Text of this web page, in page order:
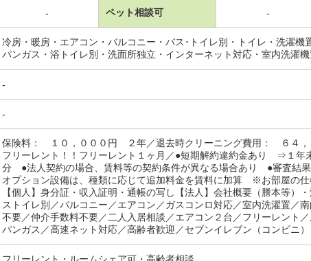
- ペット相談可 -
冷房・暖房・エアコン・バルコニー・バス･トイレ別・トイレ・洗濯
パンガス・浴トイレ別・洗面所独立・インターネット対応・室内洗濯
-
-
保険料： １０，０００円 ２年／退去時クリーニング費用： ６４，
フリーレント！！フリーレント１ヶ月／●短期解約違約金あり ⇒１年
分 ●法人契約の場合、賃料等の契約条件が異なる場合あり ●審査結
オプション設備は、種類に応じて追加料金を賃料に加算 ※お部屋の
【個人】身分証・収入証明・通帳の写し【法人】会社概要（謄本等
ストイレ別／バルコニー／エアコン／ガスコンロ対応／室内洗濯置／
不要／仲介手数料不要／二人入居相談／エアコン２台／フリーレント
パンガス／高速ネット対応／高齢者歓迎／セブンイレブン（コンビニ